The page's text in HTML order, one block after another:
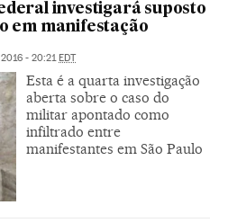
investigará suposto
em manifestação
- 20:21 EDT
Esta é a quarta investigação
aberta sobre o caso do
militar apontado como
infiltrado entre
manifestantes em São Paulo